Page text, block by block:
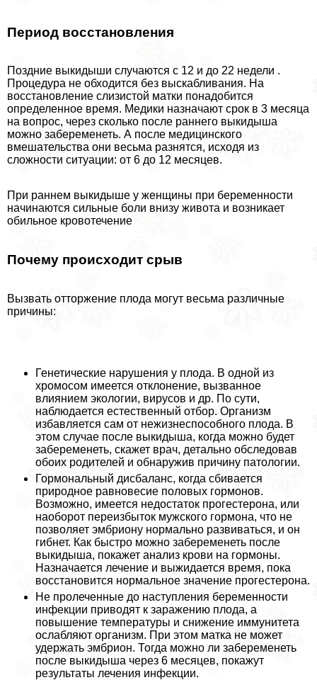
Период восстановления
Поздние выкидыши случаются с 12 и до 22 недели .
Процедypa не обходится без выскабливания. На
восстановление слизистой матки понадобится
определенное время. Медики назначают срок в 3 месяца
на вопрос, через сколько после раннего выкидыша
можно забеременеть. А после медицинского
вмешательства они весьма разнятся, исходя из
сложности ситуации: от 6 до 12 месяцев.
При раннем выкидыше у женщины при беременности
начинаются сильные боли внизу живота и возникает
обильное кровотечение
Почему происходит срыв
Вызвать отторжение плода могут весьма различные
причины:
Генетические нарушения у плода. В одной из
хромосом имеется отклонение, вызванное
влиянием экологии, вирусов и др. По сути,
наблюдается естественный отбор. Организм
избавляется сам от нежизнеспособного плода. В
этом случае после выкидыша, когда можно будет
забеременеть, скажет врач, детально обследовав
обоих родителей и обнаружив причину патологии.
Гормональный дисбаланс, когда сбивается
природное равновесие пoлoвых гормонов.
Возможно, имеется недостаток прогестерона, или
наоборот переизбыток мужского гормона, что не
позволяет эмбриону нормально развиваться, и он
гибнет. Как быстро можно забеременеть после
выкидыша, покажет анализ крови на гормоны.
Назначается лечение и выжидается время, пока
восстановится нормальное значение прогестерона.
Не пролеченные до наступления беременности
инфекции приводят к заражению плода, а
повышение температуры и снижение иммунитета
ослабляют организм. При этом матка не может
удержать эмбрион. Тогда можно ли забеременеть
после выкидыша через 6 месяцев, покажут
результаты лечения инфекции.